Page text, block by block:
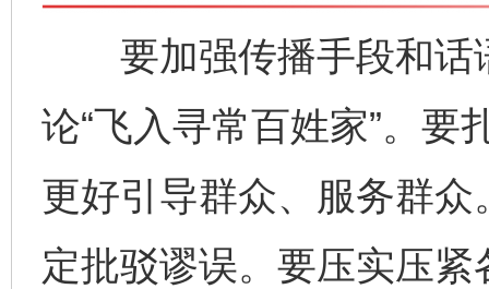
要加强传播手段和话
论“飞入寻常百姓家”。要
更好引导群众、服务群
定批驳谬误。要压实压